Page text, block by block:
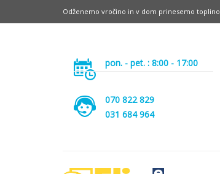
Odženemo vročino in v dom prinesemo toplino
pon. - pet. : 8:00 - 17:00
070 822 829
031 684 964